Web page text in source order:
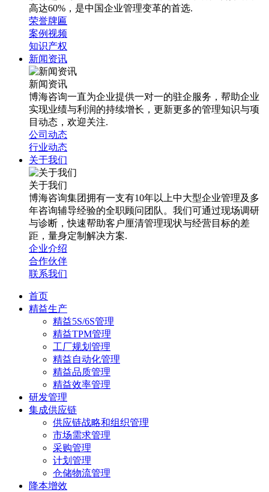
高达60%，是中国企业管理变革的首选.
荣誉牌匾
案例视频
知识产权
新闻资讯
新闻资讯
博海咨询一直为企业提供一对一的驻企服务，帮助企业
实现业绩与利润的持续增长，更新更多的管理知识与项
目动态，欢迎关注.
公司动态
行业动态
关于我们
关于我们
博海咨询集团拥有一支有10年以上中大型企业管理及多
年咨询辅导经验的全职顾问团队。我们可通过现场调研
与诊断，快速帮助客户厘清管理现状与经营目标的差
距，量身定制解决方案.
企业介绍
合作伙伴
联系我们
首页
精益生产
精益5S/6S管理
精益TPM管理
工厂规划管理
精益自动化管理
精益品质管理
精益效率管理
研发管理
集成供应链
供应链战略和组织管理
市场需求管理
采购管理
计划管理
仓储物流管理
降本增效